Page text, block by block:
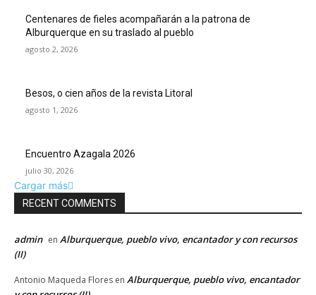
Centenares de fieles acompañarán a la patrona de
Alburquerque en su traslado al pueblo
agosto 2, 2026
Besos, o cien años de la revista Litoral
agosto 1, 2026
Encuentro Azagala 2026
julio 30, 2026
Cargar más
RECENT COMMENTS
admin en Alburquerque, pueblo vivo, encantador y con recursos
(II)
Antonio Maqueda Flores en Alburquerque, pueblo vivo, encantador